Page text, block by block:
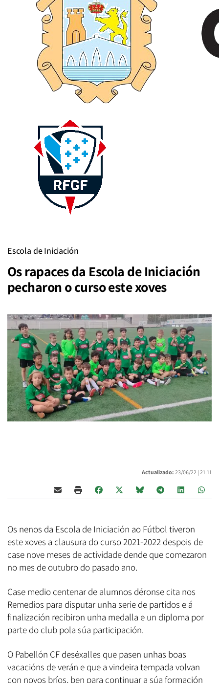
Escola de Iniciación
Os rapaces da Escola de Iniciación
pecharon o curso este xoves
Actualizado: 23/06/22 | 21:11
Os nenos da Escola de Iniciación ao Fútbol tiveron
este xoves a clausura do curso 2021-2022 despois de
case nove meses de actividade dende que comezaron
no mes de outubro do pasado ano.
Case medio centenar de alumnos déronse cita nos
Remedios para disputar unha serie de partidos e á
finalización recibiron unha medalla e un diploma por
parte do club pola súa participación.
O Pabellón CF deséxalles que pasen unhas boas
vacacións de verán e que a vindeira tempada volvan
con novos bríos, ben para continuar a súa formación